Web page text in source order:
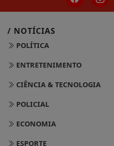
/ NOTÍCIAS
POLÍTICA
ENTRETENIMENTO
CIÊNCIA & TECNOLOGIA
POLICIAL
ECONOMIA
ESPORTE